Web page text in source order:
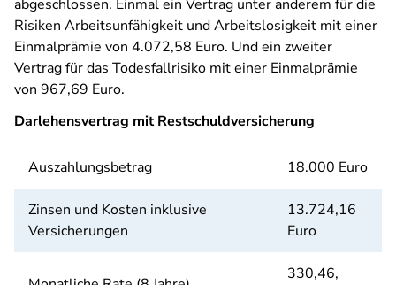
abgeschlossen. Einmal ein Vertrag unter anderem für die
Risiken Arbeitsunfähigkeit und Arbeitslosigkeit mit einer
Einmalprämie von 4.072,58 Euro. Und ein zweiter
Vertrag für das Todesfallrisiko mit einer Einmalprämie
von 967,69 Euro.
Darlehensvertrag mit Restschuldversicherung
Auszahlungsbetrag 18.000 Euro
Zinsen und Kosten inklusive
Versicherungen
13.724,16
Euro
330,46,